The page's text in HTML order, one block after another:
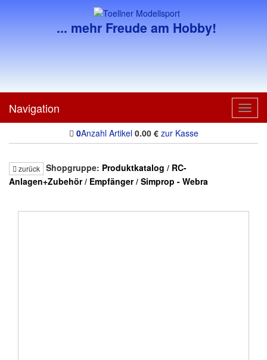
... mehr Freude am Hobby!
Navigation
0Anzahl Artikel 0.00€ zur Kasse
zurück Shopgruppe: Produktkatalog / RC-
Anlagen+Zubehör/ Empfänger/ Simprop - Webra